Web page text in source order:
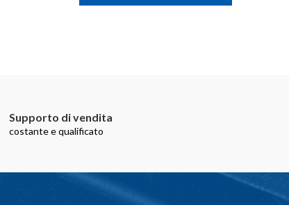
Supporto di vendita
costante e qualificato